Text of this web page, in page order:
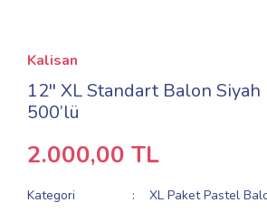
Kalisan
12'' XL Standart Balon Siyah
500’lü
2.000,00 TL
Kategori
XL Paket Pastel